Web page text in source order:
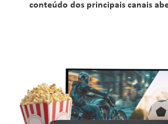
conteúdo dos principais canais